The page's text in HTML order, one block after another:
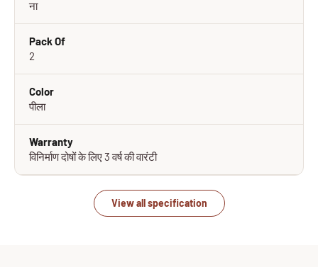
ना
Pack Of
2
Color
पीला
Warranty
विनिर्माण दोषों के लिए 3 वर्ष की वारंटी
View all specification